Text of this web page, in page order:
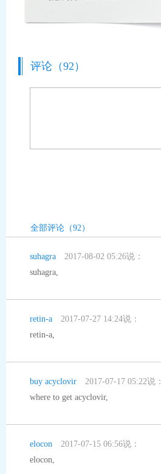
评论（92）
全部评论（92）
suhagra
2017-08-02 05:26说：
suhagra,
retin-a
2017-07-27 14:24说：
retin-a,
buy acyclovir
2017-07-17 05:22说：
where to get acyclovir,
elocon
2017-07-15 06:56说：
elocon,